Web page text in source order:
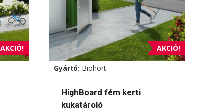
AKCIÓ! AKCIÓ!
Gyártó: Biohort
HighBoard fém kerti
kukatároló